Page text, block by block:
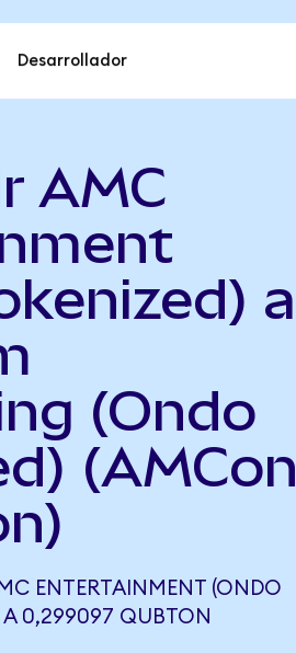
Desarrollador
AMC
a
(Ondo
(AMCon
ENTERTAINMENT (ONDO
A 0,299097 QUBTON